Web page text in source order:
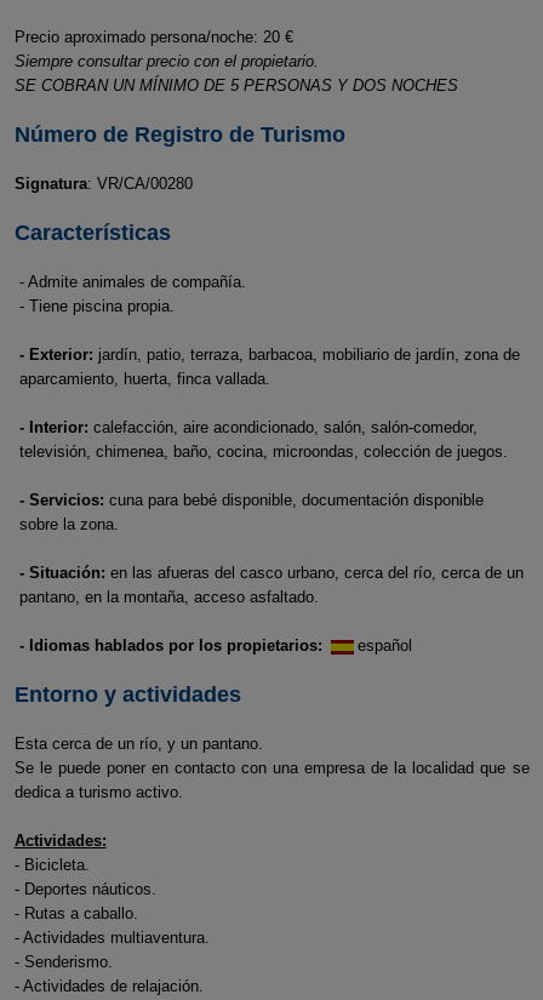
Precio aproximado persona/noche: 20 €
Siempre consultar precio con el propietario.
SE COBRAN UN MÍNIMO DE 5 PERSONAS Y DOS NOCHES
Número de Registro de Turismo
Signatura: VR/CA/00280
Características
- Admite animales de compañía.
- Tiene piscina propia.
- Exterior: jardín, patio, terraza, barbacoa, mobiliario de jardín, zona de
aparcamiento, huerta, finca vallada.
- Interior: calefacción, aire acondicionado, salón, salón-comedor,
televisión, chimenea, baño, cocina, microondas, colección de juegos.
- Servicios: cuna para bebé disponible, documentación disponible
sobre la zona.
- Situación: en las afueras del casco urbano, cerca del río, cerca de un
pantano, en la montaña, acceso asfaltado.
- Idiomas hablados por los propietarios: español
Entorno y actividades
Esta cerca de un río, y un pantano.
Se le puede poner en contacto con una empresa de la localidad que se
dedica a turismo activo.
Actividades:
- Bicicleta.
- Deportes náuticos.
- Rutas a caballo.
- Actividades multiaventura.
- Senderismo.
- Actividades de relajación.